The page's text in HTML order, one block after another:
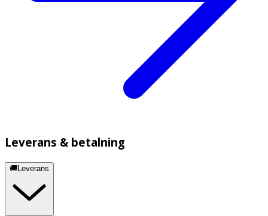
Leverans & betalning
🚚Leverans